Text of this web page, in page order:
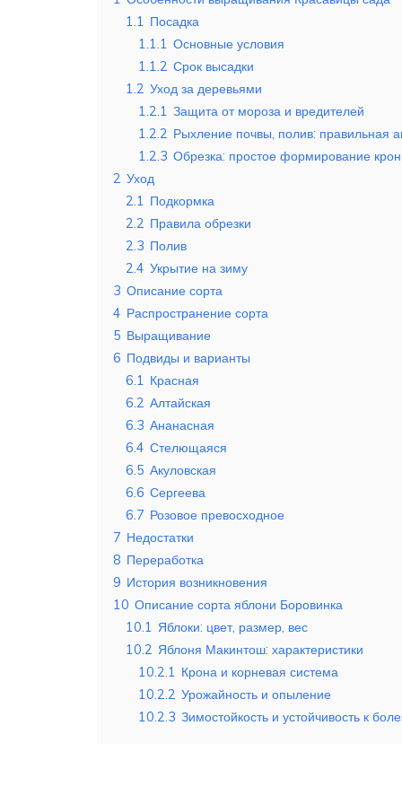
1.1 Посадка
1.1.1 Основные условия
1.1.2 Срок высадки
1.2 Уход за деревьями
1.2.1 Защита от мороза и вредителей
1.2.2 Рыхление почвы, полив: правильная
1.2.3 Обрезка: простое формирование
2 Уход
2.1 Подкормка
2.2 Правила обрезки
2.3 Полив
2.4 Укрытие на зиму
3 Описание сорта
4 Распространение сорта
5 Выращивание
6 Подвиды и варианты
6.1 Красная
6.2 Алтайская
6.3 Ананасная
6.4 Стелющаяся
6.5 Акуловская
6.6 Сергеева
6.7 Розовое превосходное
7 Недостатки
8 Переработка
9 История возникновения
10 Описание сорта яблони Боровинка
10.1 Яблоки: цвет, размер, вес
10.2 Яблоня Макинтош: характеристики
10.2.1 Крона и корневая система
10.2.2 Урожайность и опыление
10.2.3 Зимостойкость и устойчивость к